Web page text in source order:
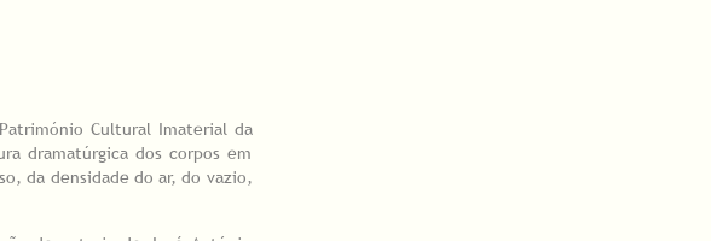
Cultural Imaterial da
dramatúrgica dos corpos em
da densidade do ar, do vazio,